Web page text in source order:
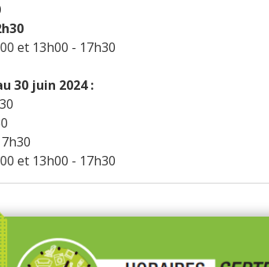
et 13h00 - 17h30
30 juin 2024 :
et 13h00 - 17h30